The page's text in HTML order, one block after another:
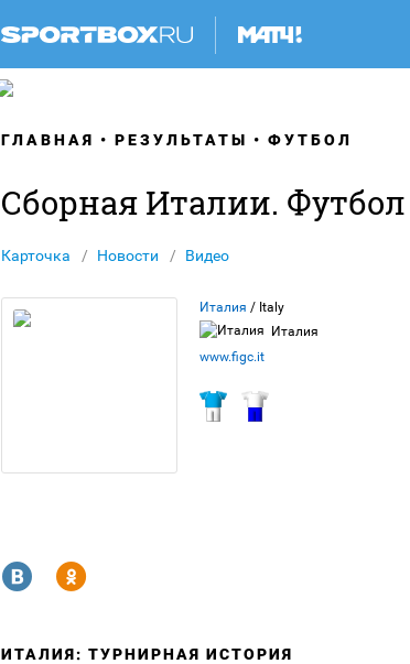
ГЛАВНАЯ РЕЗУЛЬТАТЫ ФУТБОЛ
Сборная Италии. Футбол
Карточка Новости Видео
Италия / Italy
Италия
www.figc.it
R Y
ИТАЛИЯ: ТУРНИРНАЯ ИСТОРИЯ